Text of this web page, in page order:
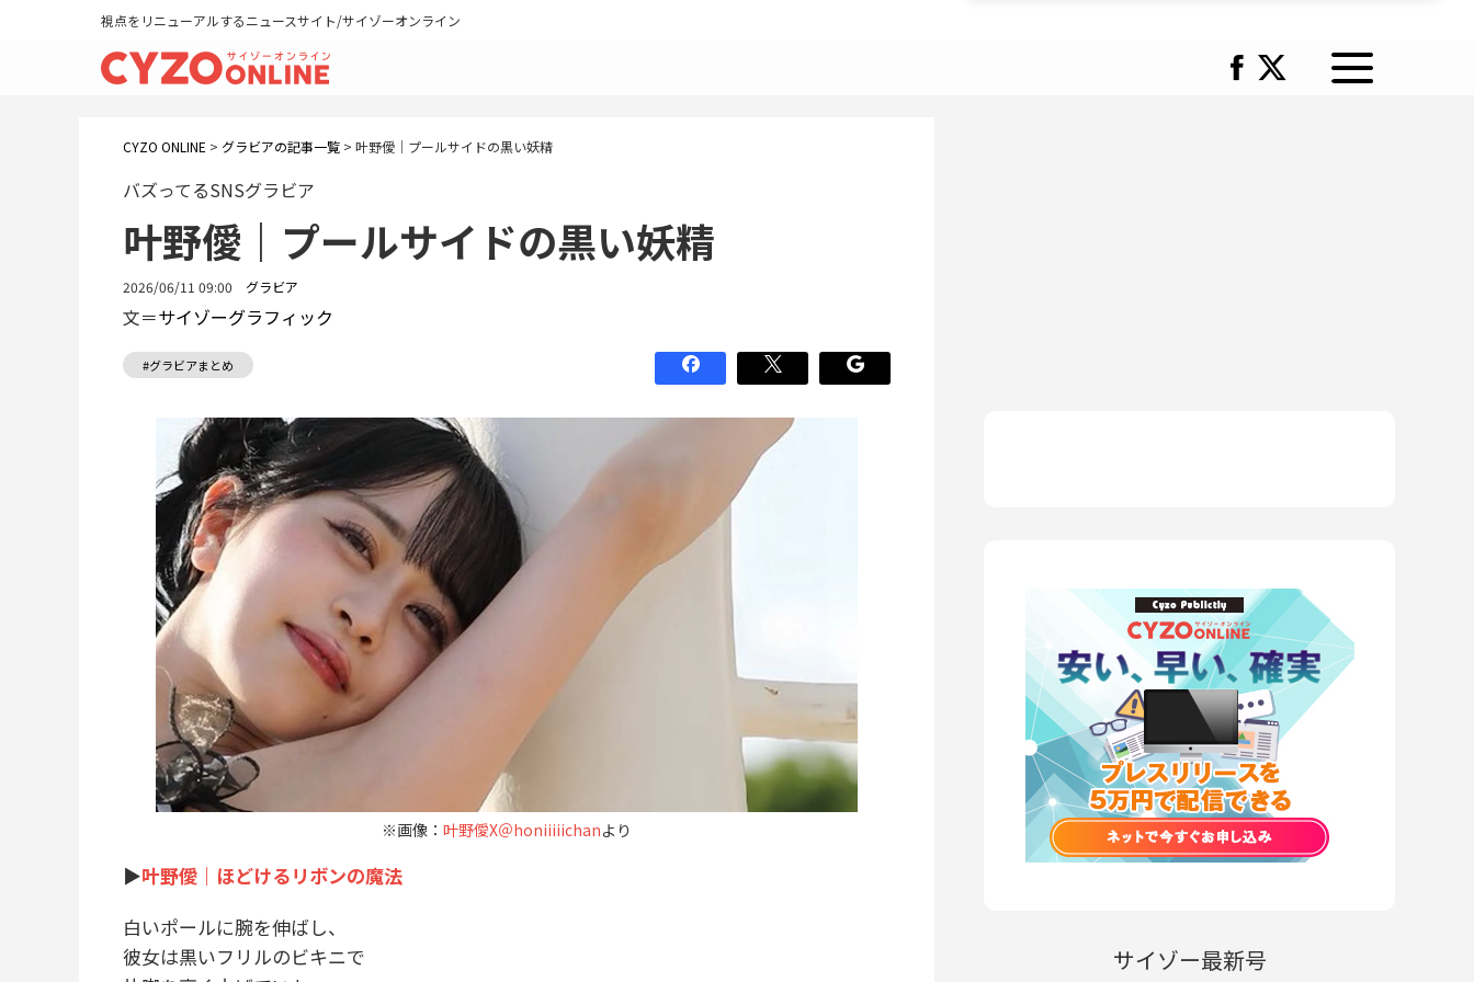
視点をリニューアルするニュースサイト/サイゾーオンライン
CYZO ONLINE > グラビアの記事一覧 > 叶野僾｜プールサイドの黒い妖精
バズってるSNSグラビア
叶野僾｜プールサイドの黒い妖精
2026/06/11 09:00 グラビア
文＝サイゾーグラフィック
#グラビアまとめ
※画像： 叶野僾X＠honiiiiichanより
▶︎叶野僾｜ほどけるリボンの魔法
白いポールに腕を伸ばし、
彼女は黒いフリルのビキニで
サイゾー最新号